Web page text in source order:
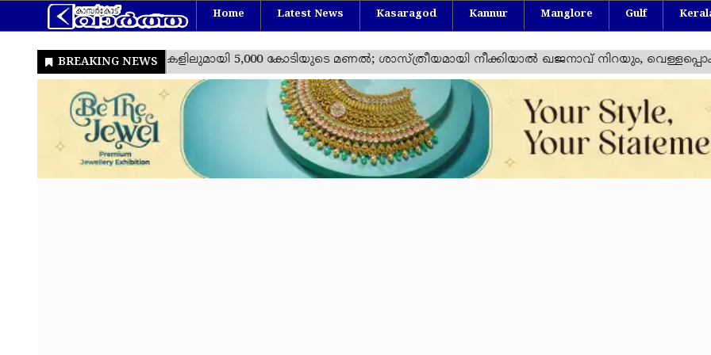
Home Latest News Kasaragod Kannur Manglore Gulf